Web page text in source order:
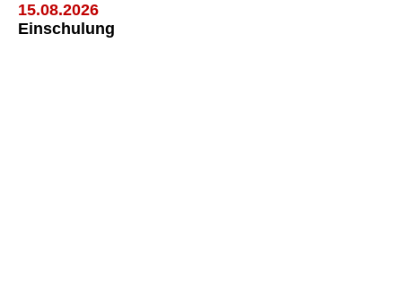
15.08.2026
Einschulung